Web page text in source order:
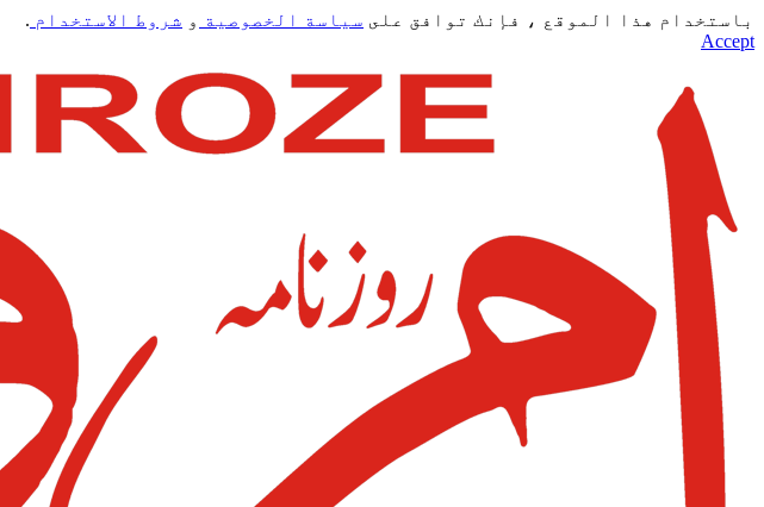
باستخدام هذا الموقع ، فإنك توافق على سياسة الخصوصية و شروط الاستخدام .
Accept